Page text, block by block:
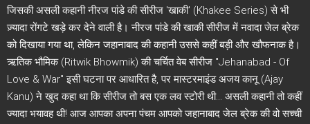
जिसकी असली कहानी नीरज पांडे की सीरीज 'खाकी' (Khakee Series) से भी
ज़्यादा रोंगटे खड़े कर देने वाली है। नीरज पांडे की खाकी सीरीज में नवादा जेल ब्रेक
को दिखाया गया था, लेकिन जहानाबाद की कहानी उससे कहीं बड़ी और खौफनाक है।
ऋतिक भौमिक (Ritwik Bhowmik) की चर्चित वेब सीरीज "Jehanabad - Of
Love & War" इसी घटना पर आधारित है, पर मास्टरमाइंड अजय कानू (Ajay
Kanu) ने खुद कहा था कि सीरीज तो बस एक लव स्टोरी थी... असली कहानी तो कहीं
ज्यादा भयावह थी! आज आपका अपना पंचम आपको जहानाबाद जेल ब्रेक की वो सच्ची